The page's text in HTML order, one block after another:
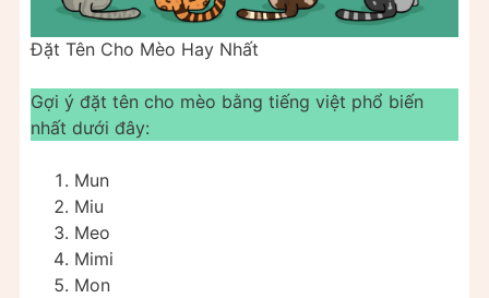
Đặt Tên Cho Mèo Hay Nhất
Gợi ý đặt tên cho mèo bằng tiếng việt phổ biến
nhất dưới đây:
Mun
Miu
Meo
Mimi
Mon